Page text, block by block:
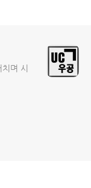
며 시